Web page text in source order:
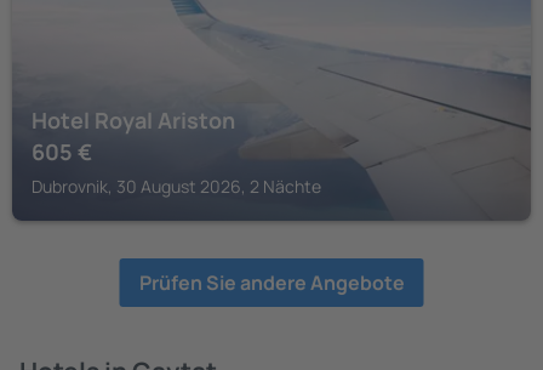
Hotel Royal Ariston
605 €
Dubrovnik, 30 August 2026, 2 Nächte
Prüfen Sie andere Angebote